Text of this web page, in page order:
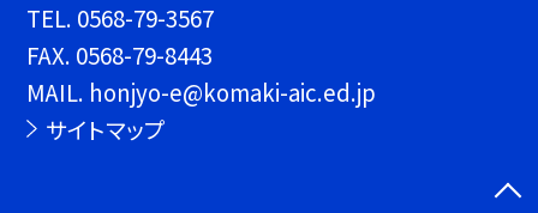
TEL. 0568-79-3567
FAX. 0568-79-8443
MAIL. honjyo-e@komaki-aic.ed.jp
サイトマップ